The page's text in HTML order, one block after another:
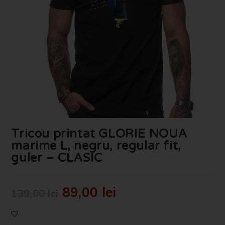
Tricou printat GLORIE NOUA
marime L, negru, regular fit,
guler – CLASIC
89,00 lei